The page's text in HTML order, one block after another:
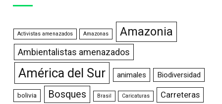
Activistas amenazados Amazonas Amazonia
Ambientalistas amenazados
América del Sur animales Biodiversidad
bolivia Bosques Brasil Caricaturas Carreteras